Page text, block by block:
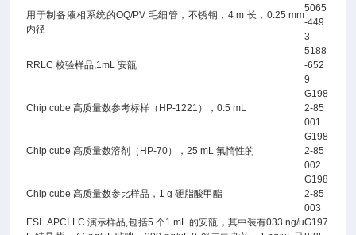
用于制备液相系统的OQ/PV 毛细管，不锈钢，4 m 长，0.25 mm
内径
5065
-449
3
RRLC 校验样品,1mL 安瓿
5188
-652
9
Chip cube 高质量数参考标样（HP-1221），0.5 mL
G198
2-85
001
Chip cube 高质量数溶剂（HP-70），25 mL 氟惰性的
G198
2-85
002
Chip cube 高质量数参比样品，1 g 硬脂酸甲酯
G198
2-85
003
ESI+APCI LC 演示样品,包括5 个1 mL 的安瓿，其中装有033 ng/uG197